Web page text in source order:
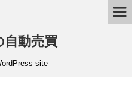
動売買
site